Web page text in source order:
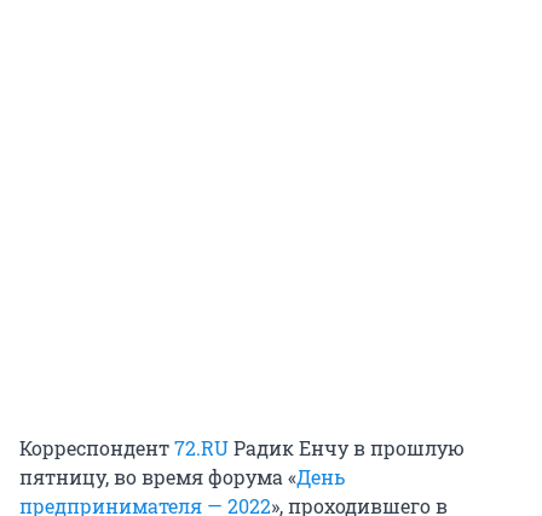
Корреспондент72.RUРадик Енчу в прошлую
пятницу, во время форума «День
предпринимателя — 2022», проходившего в